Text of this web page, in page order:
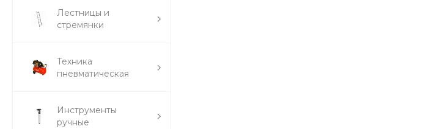
Лестницы и
стремянки
Техника
пневматическая
Инструменты
ручные